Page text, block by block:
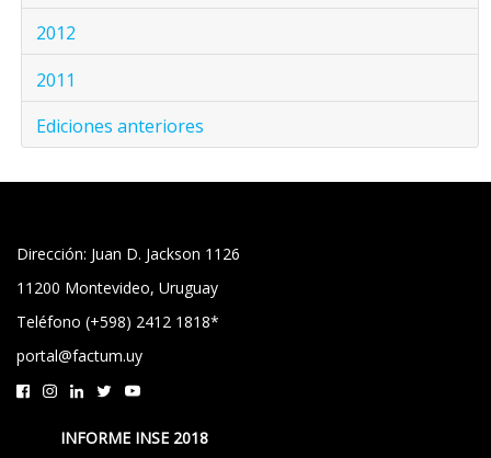
2012
2011
Ediciones anteriores
Dirección: Juan D. Jackson 1126
11200 Montevideo, Uruguay
Teléfono (+598) 2412 1818*
portal@factum.uy
INFORME INSE 2018